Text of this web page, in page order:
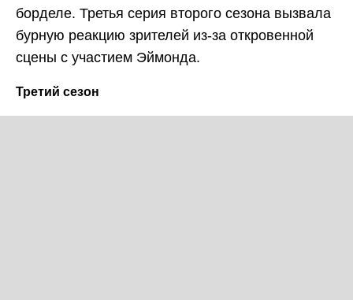
борделе. Третья серия второго сезона вызвала
бурную реакцию зрителей из-за откровенной
сцены с участием Эймонда.
Третий сезон